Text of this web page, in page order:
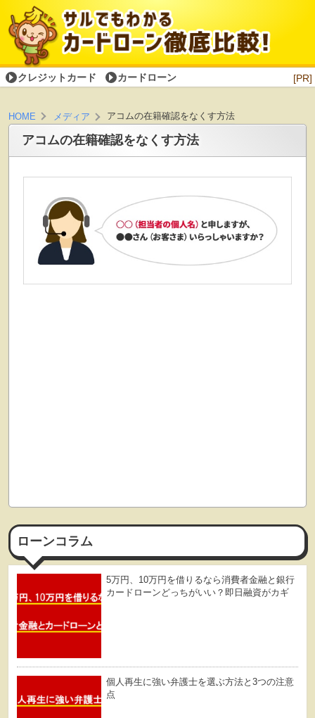
[PR]
クレジットカード カードローン
HOME メディア アコムの在籍確認をなくす方法
アコムの在籍確認をなくす方法
ローンコラム
5万円、10万円を借りるなら消費者金融と銀行
カードローンどっちがいい？即日融資がカギ
個人再生に強い弁護士を選ぶ方法と3つの注意
点